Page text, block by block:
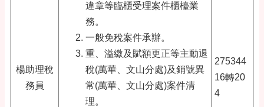
楊助理稅
務員
違章等臨櫃受理案件櫃檯業
務。
一般免稅案件承辦。
重、溢繳及賦額更正等主動退
稅(萬華、文山分處)及銷號異
常(萬華、文山分處)案件清
理。
275344
16轉20
4